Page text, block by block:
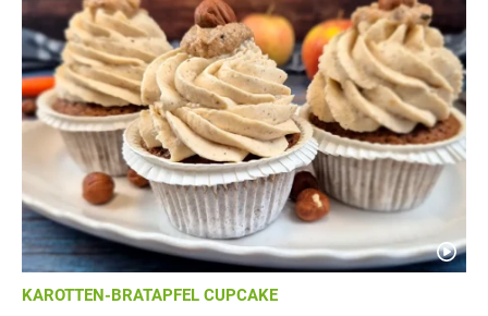
KAROTTEN-BRATAPFEL CUPCAKE